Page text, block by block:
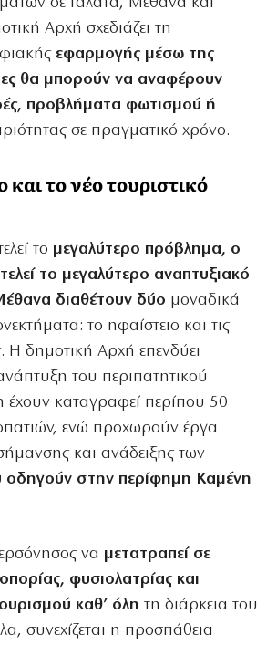
Αρχή σχεδιάζει τη
εφαρμογής μέσω της
θα μπορούν να αναφέρουν
προβλήματα φωτισμού ή
σε πραγματικό χρόνο.
και το νέο τουριστικό
το μεγαλύτερο πρόβλημα, ο
το μεγαλύτερο αναπτυξιακό
διαθέτουν δύο μοναδικά
το ηφαίστειο και τις
Η δημοτική Αρχή επενδύει
του περιπατητικού
καταγραφεί περίπου 50
ενώ προχωρούν έργα
και ανάδειξης των
οδηγούν στην περίφημη Καμένη
να μετατραπεί σε
φυσιολατρίας και
καθ’ όλη τη διάρκεια του
συνεχίζεται η προσπάθεια